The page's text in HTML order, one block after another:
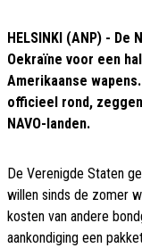
HELSINKI (ANP) -
Oekraïne voor een
Amerikaanse
officieel rond,
NAVO-landen.
De Verenigde Staten
willen sinds de zomer
kosten van andere
aankondiging een